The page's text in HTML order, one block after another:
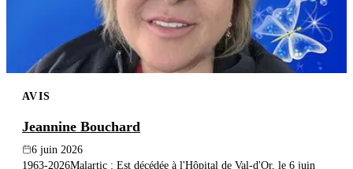
AVIS
Jeannine Bouchard
6 juin 2026
1963-2026Malartic : Est décédée à l'Hôpital de Val-d'Or, le 6 juin